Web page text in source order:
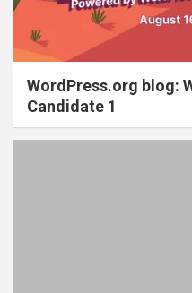
WordPress.org blog:
Candidate 1